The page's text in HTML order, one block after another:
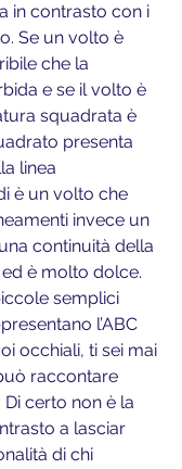
in contrasto con i
Se un volto è
che la
e se il volto è
squadrata è
presenta
linea
è un volto che
invece un
continuità della
è molto dolce.
semplici
l’ABC
occhiali, ti sei mai
raccontare
certo non è la
a lasciar
di chi